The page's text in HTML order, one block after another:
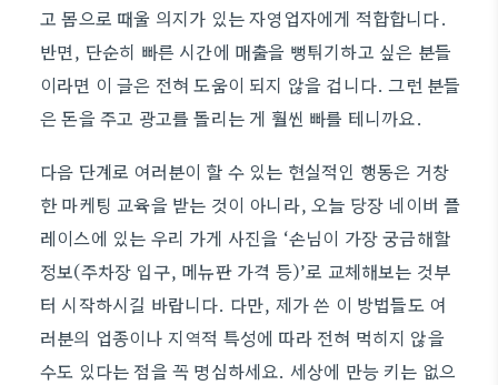
고 몸으로 때울 의지가 있는 자영업자에게 적합합니다.
반면, 단순히 빠른 시간에 매출을 뻥튀기하고 싶은 분들
이라면 이 글은 전혀 도움이 되지 않을 겁니다. 그런 분들
은 돈을 주고 광고를 돌리는 게 훨씬 빠를 테니까요.
다음 단계로 여러분이 할 수 있는 현실적인 행동은 거창
한 마케팅 교육을 받는 것이 아니라, 오늘 당장 네이버 플
레이스에 있는 우리 가게 사진을 ‘손님이 가장 궁금해할
정보(주차장 입구, 메뉴판 가격 등)’로 교체해보는 것부
터 시작하시길 바랍니다. 다만, 제가 쓴 이 방법들도 여
러분의 업종이나 지역적 특성에 따라 전혀 먹히지 않을
수도 있다는 점을 꼭 명심하세요. 세상에 만능 키는 없으